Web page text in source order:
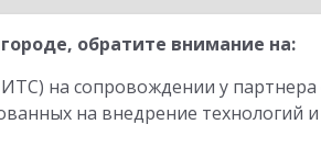
обратите внимание на:
на сопровождении у
на внедрение технологий